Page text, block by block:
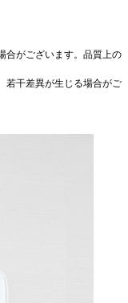
合がございます。品質上の
若干差異が生じる場合がご